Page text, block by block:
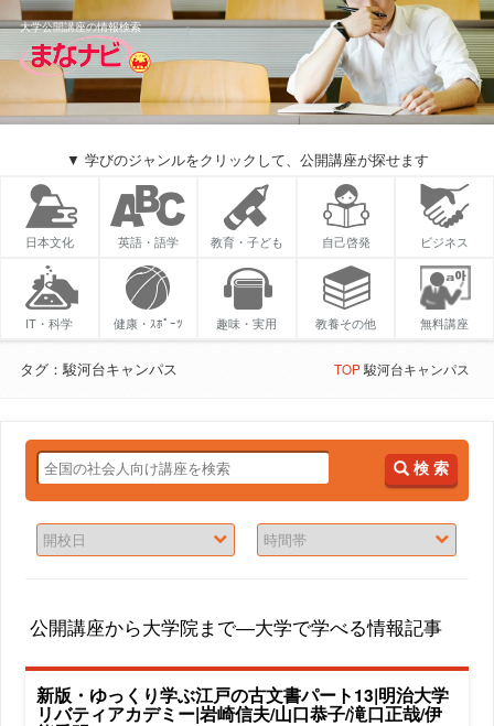
大学公開講座の情報検索
▼ 学びのジャンルをクリックして、公開講座が探せます
日本文化 英語・語学 教育・子ども 自己啓発 ビジネス
IT・科学 健康・ｽﾎﾟｰﾂ 趣味・実用 教養その他 無料講座
タグ：駿河台キャンパス TOP駿河台キャンパス
検 索
公開講座から大学院まで―大学で学べる情報記事
新版・ゆっくり学ぶ江戸の古文書パート13|明治大学
リバティアカデミー|岩崎信夫/山口恭子/滝口正哉/伊